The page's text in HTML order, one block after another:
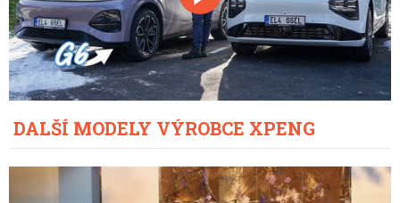
DALŠÍ MODELY VÝROBCE XPENG